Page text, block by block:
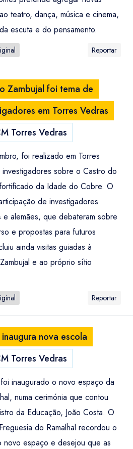
teatro, dança, música e cinema,
escuta e do pensamento.
Reportar
Zambujal foi tema de
em Torres Vedras
Torres Vedras
foi realizado em Torres
sobre o Castro do
da Idade do Cobre. O
de investigadores
alemães, que debateram sobre
e propostas para futuros
ainda visitas guiadas à
e ao próprio sítio
Reportar
inaugura nova escola
Torres Vedras
inaugurado o novo espaço da
numa cerimónia que contou
da Educação, João Costa. O
do Ramalhal recordou o
espaço e desejou que as